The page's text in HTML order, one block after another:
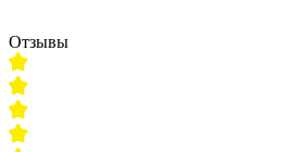
Отзывы